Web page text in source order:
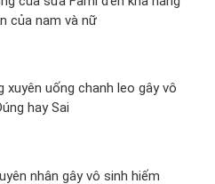
của nam và nữ
xuyên uống chanh leo gây vô
hay Sai
nhân gây vô sinh hiếm